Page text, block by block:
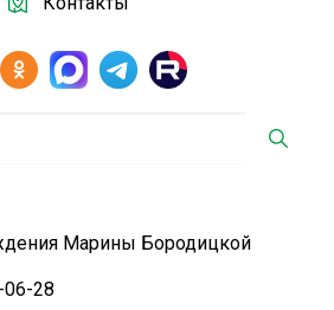
Марины Бородицкой
28